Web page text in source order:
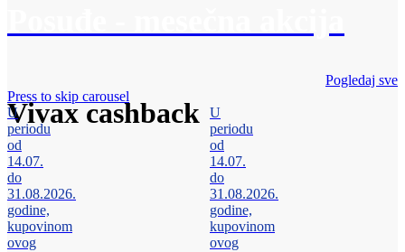
Vivax cashback
Pogledaj sve
Press to skip carousel
U
periodu
od
14.07.
do
31.08.2026.
godine,
kupovinom
ovog
U
periodu
od
14.07.
do
31.08.2026.
godine,
kupovinom
ovog